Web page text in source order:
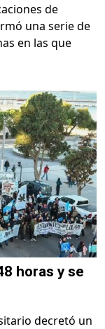
de
una serie de
en las que
horas y se
decretó un